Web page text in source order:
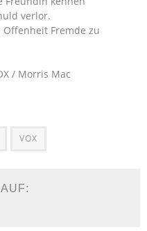
verlor.
Fremde zu
/ Morris Mac
VOX